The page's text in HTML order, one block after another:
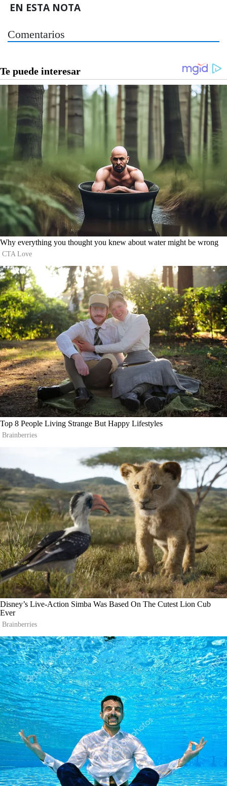
EN ESTA NOTA
Comentarios